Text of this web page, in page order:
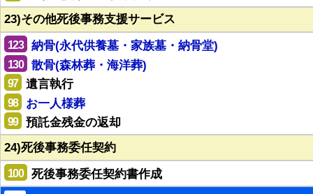
23)その他死後事務支援サービス
123 納骨(永代供養墓・家族墓・納骨堂)
130 散骨(森林葬・海洋葬)
97 遺言執行
98 お一人様葬
99
預託金残金の返却
24)死後事務委任契約
100 死後事務委任契約書作成